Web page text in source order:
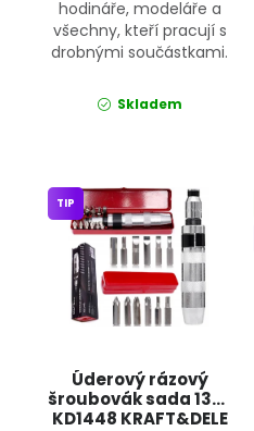
hodináře, modeláře a
všechny, kteří pracují s
drobnými součástkami.
Skladem
Úderový rázový
šroubovák sada 13ks
KD1448 KRAFT&DELE
TIP